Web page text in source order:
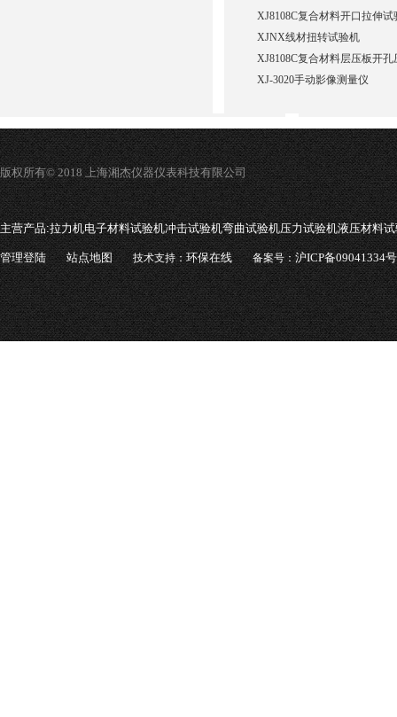
XJ8108C复合材料开口拉伸试
XJNX线材扭转试验机
XJ8108C复合材料层压板开
XJ-3020手动影像测量仪
版权所有© 2018 上海湘杰仪器仪表科技有限公司
主营产品:拉力机电子材料试验机冲击试验机弯曲试验机压力试验机液压材料
管理登陆 站点地图 技术支持：环保在线 备案号：沪ICP备09041334